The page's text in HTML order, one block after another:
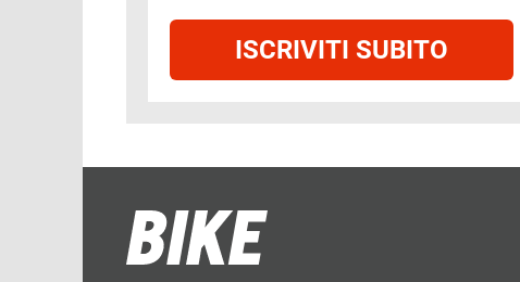
ISCRIVITI SUBITO